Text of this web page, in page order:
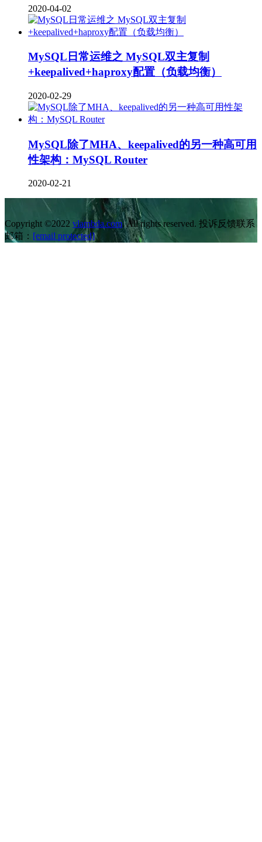
2020-04-02
MySQL日常运维之 MySQL双主复制
+keepalived+haproxy配置（负载均衡）
2020-02-29
MySQL除了MHA、keepalived的另一种高可用
性架构：MySQL Router
2020-02-21
Copyright ©2022 vlambda.com. All rights reserved. 投诉反馈联系
邮箱： [email protected]